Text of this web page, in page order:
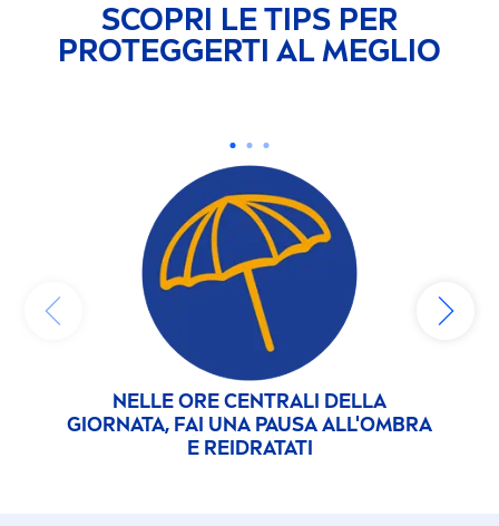
SCOPRI LE TIPS PER
PROTEGGERTI AL MEGLIO
NELLE ORE CENTRALI DELLA
GIORNATA, FAI UNA PAUSA ALL'OMBRA
E REIDRATATI